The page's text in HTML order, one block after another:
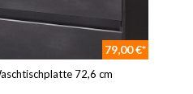
79,00 €*
72,6 cm